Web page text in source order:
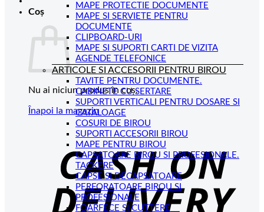
Coș
Nu ai niciun produs în coș.
Înapoi la magazin
MAPE PROTECTIE DOCUMENTE
MAPE SI SERVIETE PENTRU
DOCUMENTE
CLIPBOARD-URI
MAPE SI SUPORTI CARTI DE VIZITA
AGENDE TELEFONICE
ARTICOLE SI ACCESORII PENTRU BIROU
TAVITE PENTRU DOCUMENTE.
CABINETE CU SERTARE
SUPORTI VERTICALI PENTRU DOSARE SI
CATALOAGE
COSURI DE BIROU
SUPORTI ACCESORII BIROU
MAPE PENTRU BIROU
CAPSATOARE BIROU SI PROFESIONALE.
TACKERE
CAPSE SI DECAPSATOARE
PERFORATOARE BIROU SI
PROFESIONALE
FOARFECE SI CUTTERE